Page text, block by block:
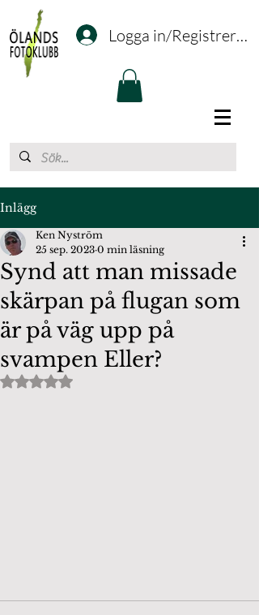
Logga in/Registrering
Inlägg
Synd att man missade
skärpan på flugan som
är på väg upp på
svampen Eller?
Ken Nyström
25 sep. 2023 0 min läsning
Betygsatt till NaN av 5 stjärnor.